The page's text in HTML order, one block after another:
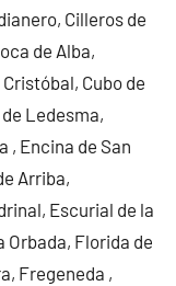
Cilleros de
de Alba,
Cubo de
Ledesma,
, Encina de San
Arriba,
Escurial de la
Orbada, Florida de
Fregeneda ,